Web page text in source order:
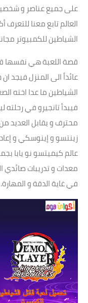
على جميع عناصر و
العالم تابع معنا
الشياطين للكمبيوتر
قصة اللعبة هي نفسها
عائداً الى المنزل فيجد
الشياطين ما عدا اخته
فيبدأ تانجيرو في
محترف و يقابل العديد
زينتسو و إينوسكي و
عالم كيميتسو نو يابا
معدات و تدريبات
في غاية الدقة و المهارة.